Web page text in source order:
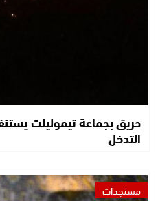
حريق بجماعة تيموليلت
التدخل
مستجدات